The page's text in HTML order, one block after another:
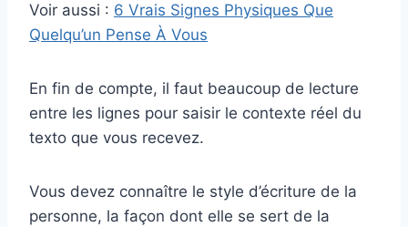
Voir aussi : 6 Vrais Signes Physiques Que
Quelqu’un Pense À Vous
En fin de compte, il faut beaucoup de lecture
entre les lignes pour saisir le contexte réel du
texto que vous recevez.
Vous devez connaître le style d’écriture de la
personne, la façon dont elle se sert de la